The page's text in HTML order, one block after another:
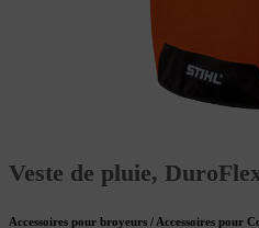
Veste de pluie,
Accessoires pour broyeurs / Accessoires pour